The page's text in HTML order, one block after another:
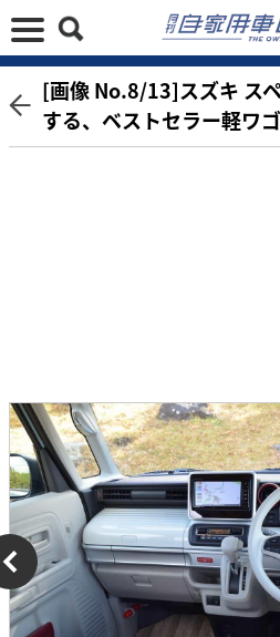
[画像 No.8/13]スズキ ス
する、ベストセラー軽ワ